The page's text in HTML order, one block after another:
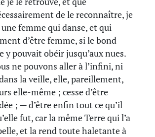
de le reconnaître, je
femme qui danse, et qui
d’être femme, si le bond
y pouvait obéir jusqu’aux nues.
ne pouvons aller à l’infini, ni
la veille, elle, pareillement,
elle-même ; cesse d’être
; — d’être enfin tout ce qu’il
fut, car la même Terre qui l’a
et la rend toute haletante à